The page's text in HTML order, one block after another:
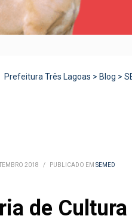
Prefeitura Três Lagoas > Blog >
2018 / PUBLICADO EM SEMED
de